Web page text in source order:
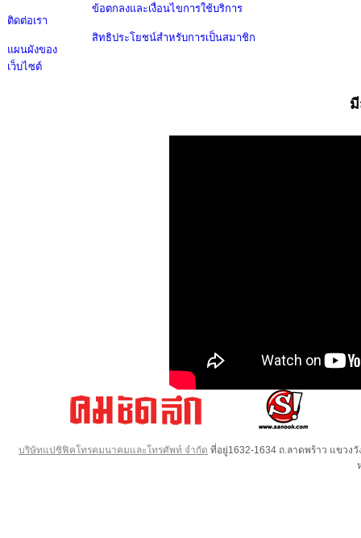
ติดต่อเรา
แผนผังของ
เว็บไซต์
ข้อตกลงและเงื่อนไขการใช้บริการ
สิทธิประโยชน์สำหรับการเป็นสมาชิก
บริษัทแปซิฟิคโทรคมนาคมและโทรศัพท์ จำกัด ที่อยู่1632-1634 ถ.ลาดพร้าว แขวง